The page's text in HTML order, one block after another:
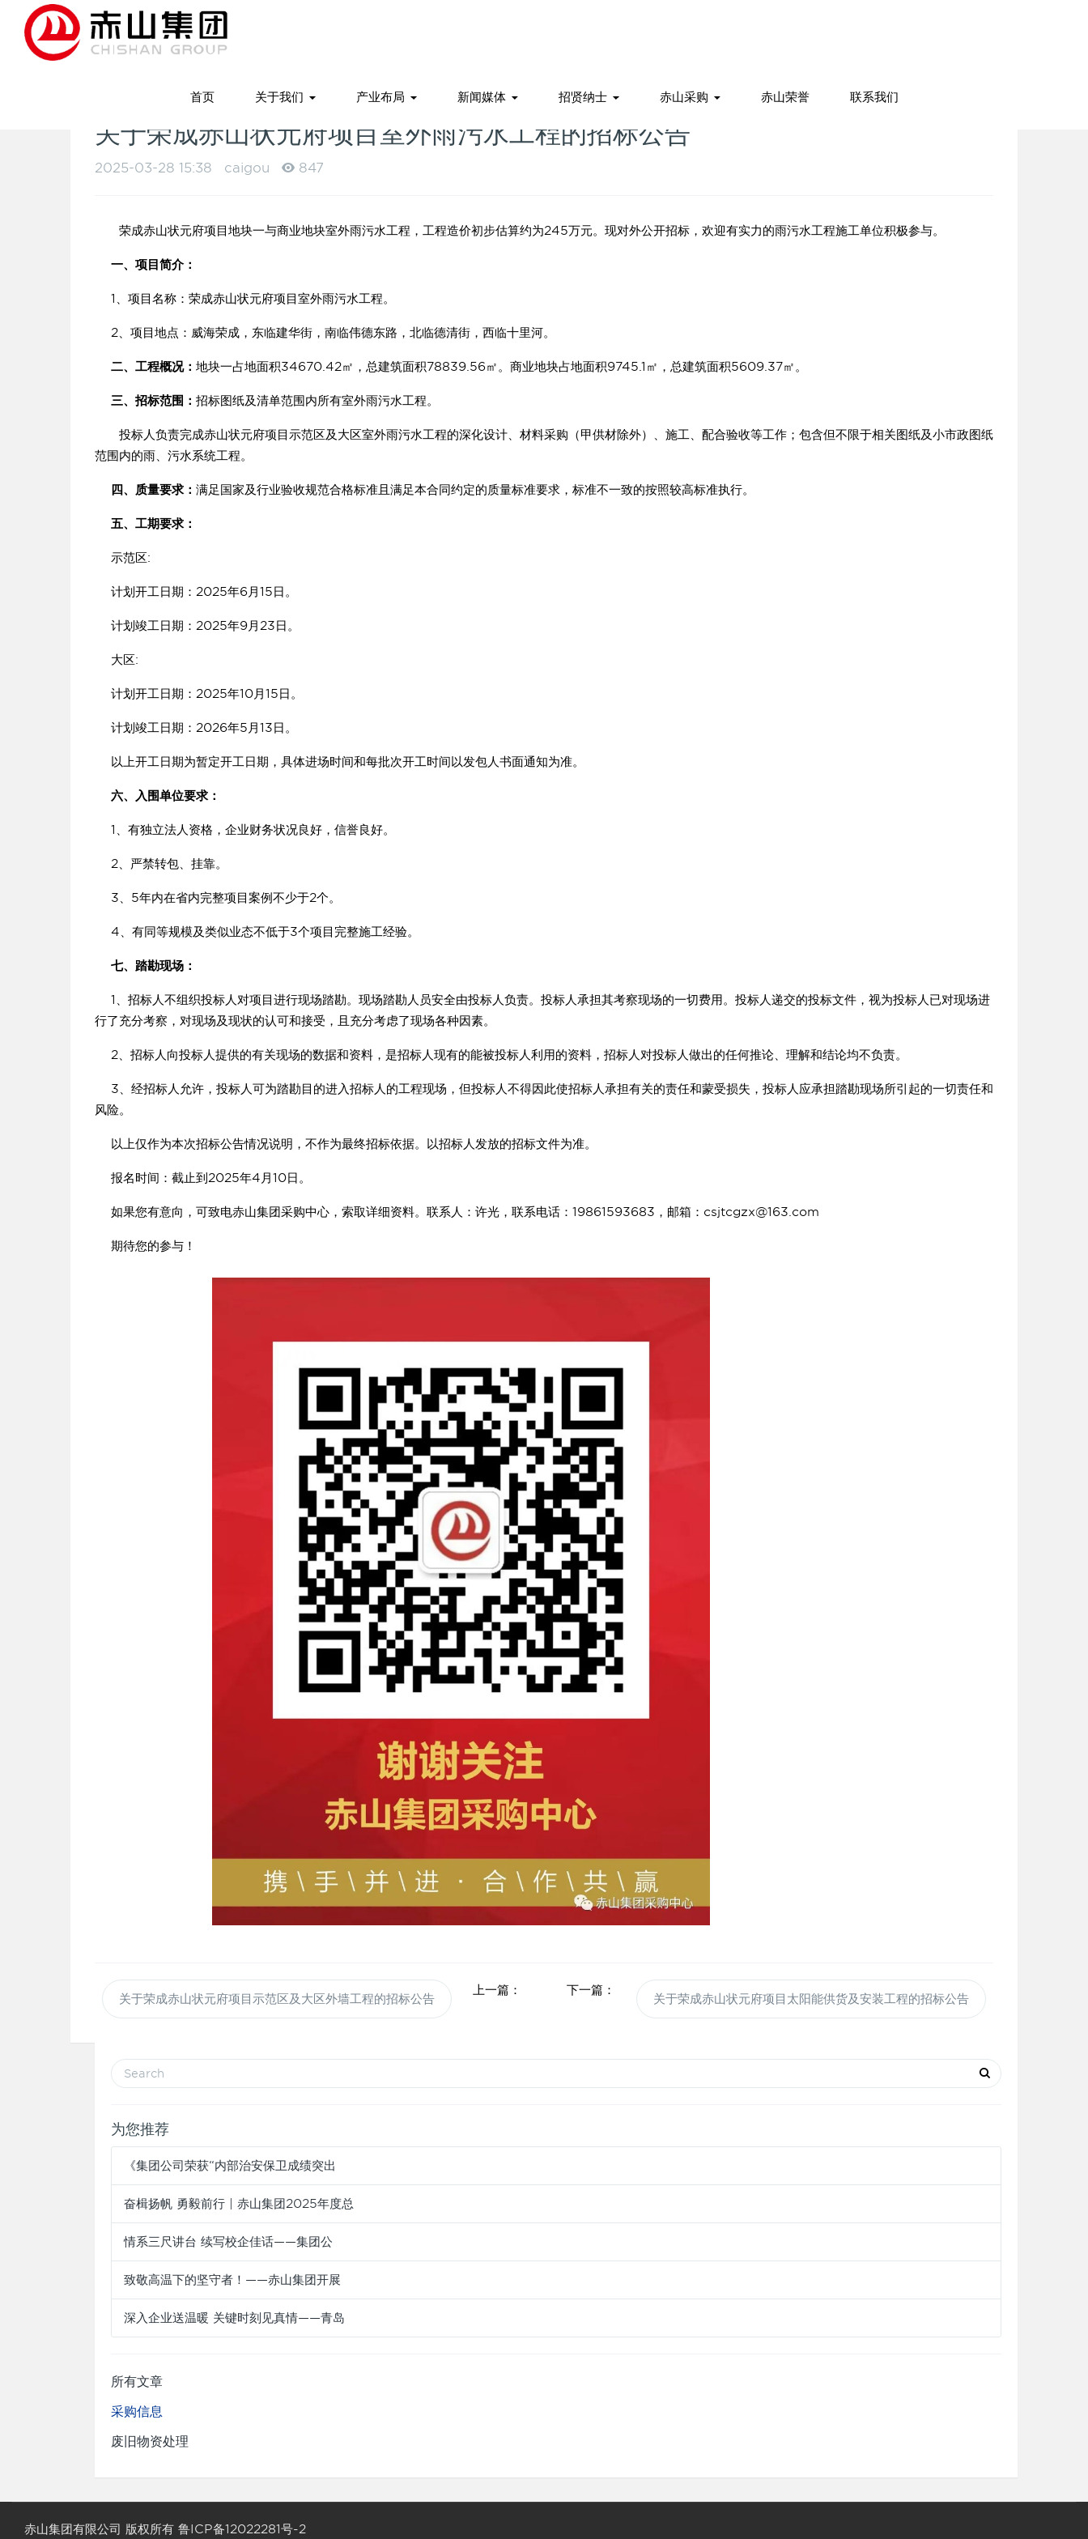
首页 关于我们 产业布局 新闻媒体 招贤纳士 赤山采购 赤山荣誉 联系我们
关于荣成赤山状元府项目室外雨污水工程的招标公告
2025-03-28 15:38 caigou 847
荣成赤山状元府项目地块一与商业地块室外雨污水工程，工程造价初步估算约为245万元。现对外公开招标，欢迎有实力的雨污水工程施工单位积极参与。
一、项目简介：
1、项目名称：荣成赤山状元府项目室外雨污水工程。
2、项目地点：威海荣成，东临建华街，南临伟德东路，北临德清街，西临十里河。
二、工程概况： 地块一占地面积34670.42㎡，总建筑面积78839.56㎡。商业地块占地面积9745.1㎡，总建筑面积5609.37㎡。
三、招标范围： 招标图纸及清单范围内所有室外雨污水工程。
投标人负责完成赤山状元府项目示范区及大区室外雨污水工程的深化设计、材料采购（甲供材除外）、施工、配合验收等工作；包含但不限于相关图纸及小市政图纸
范围内的雨、污水系统工程。
四、质量要求： 满足国家及行业验收规范合格标准且满足本合同约定的质量标准要求，标准不一致的按照较高标准执行。
五、工期要求：
示范区:
计划开工日期：2025年6月15日。
计划竣工日期：2025年9月23日。
大区:
计划开工日期：2025年10月15日。
计划竣工日期：2026年5月13日。
以上开工日期为暂定开工日期，具体进场时间和每批次开工时间以发包人书面通知为准。
六、入围单位要求：
1、有独立法人资格，企业财务状况良好，信誉良好。
2、严禁转包、挂靠。
3、5年内在省内完整项目案例不少于2个。
4、有同等规模及类似业态不低于3个项目完整施工经验。
七、踏勘现场：
1、招标人不组织投标人对项目进行现场踏勘。现场踏勘人员安全由投标人负责。投标人承担其考察现场的一切费用。投标人递交的投标文件，视为投标人已对现场进
行了充分考察，对现场及现状的认可和接受，且充分考虑了现场各种因素。
2、招标人向投标人提供的有关现场的数据和资料，是招标人现有的能被投标人利用的资料，招标人对投标人做出的任何推论、理解和结论均不负责。
3、经招标人允许，投标人可为踏勘目的进入招标人的工程现场，但投标人不得因此使招标人承担有关的责任和蒙受损失，投标人应承担踏勘现场所引起的一切责任和
风险。
以上仅作为本次招标公告情况说明，不作为最终招标依据。以招标人发放的招标文件为准。
报名时间：截止到2025年4月10日。
如果您有意向，可致电赤山集团采购中心，索取详细资料。联系人：许光，联系电话：19861593683，邮箱：csjtcgzx@163.com
期待您的参与！
上一篇：
关于荣成赤山状元府项目示范区及大区外墙工程的招标公告
下一篇：
关于荣成赤山状元府项目太阳能供货及安装工程的招标公告
为您推荐
《集团公司荣获“内部治安保卫成绩突出
奋楫扬帆 勇毅前行 | 赤山集团2025年度总
情系三尺讲台 续写校企佳话——集团公
致敬高温下的坚守者！——赤山集团开展
深入企业送温暖 关键时刻见真情——青岛
所有文章
采购信息
废旧物资处理
赤山集团有限公司 版权所有 鲁ICP备12022281号-2